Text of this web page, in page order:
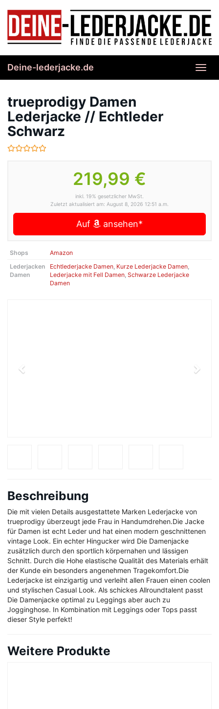
content
Deine-lederjacke.de
trueprodigy Damen
Lederjacke // Echtleder
Schwarz
219,99 €
inkl. 19% gesetzlicher MwSt.
Zuletzt aktualisiert am: August 8, 2026 12:51 a.m.
Auf ansehen*
Shops
Amazon
Lederjacken
Damen
Echtlederjacke Damen, Kurze Lederjacke Damen,
Lederjacke mit Fell Damen, Schwarze Lederjacke
Damen
Beschreibung
Die mit vielen Details ausgestattete Marken Lederjacke von
trueprodigy überzeugt jede Frau in Handumdrehen.Die Jacke
für Damen ist echt Leder und hat einen modern geschnittenen
vintage Look. Ein echter Hingucker wird Die Damenjacke
zusätzlich durch den sportlich körpernahen und lässigen
Schnitt. Durch die Hohe elastische Qualität des Materials erhält
der Kunde ein besonders angenehmen Tragekomfort.Die
Lederjacke ist einzigartig und verleiht allen Frauen einen coolen
und stylischen Casual Look. Als schickes Allroundtalent passt
Die Damenjacke optimal zu Leggings aber auch zu
Jogginghose. In Kombination mit Leggings oder Tops passt
dieser Style perfekt!
Weitere Produkte